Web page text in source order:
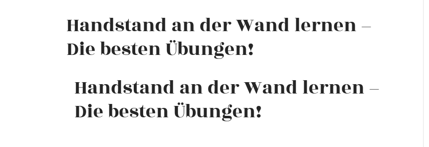
Handstand an der Wand lernen –
Die besten Übungen!
Handstand an der Wand lernen –
Die besten Übungen!